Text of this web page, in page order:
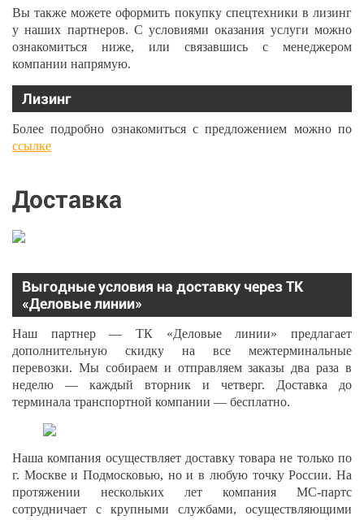
Вы также можете оформить покупку спецтехники в лизинг
у наших партнеров. С условиями оказания услуги можно
ознакомиться ниже, или связавшись с менеджером
компании напрямую.
Лизинг
Более подробно ознакомиться с предложением можно по
ссылке
Доставка
Выгодные условия на доставку через ТК
«Деловые линии»
Наш партнер — ТК «Деловые линии» предлагает
дополнительную скидку на все межтерминальные
перевозки. Мы собираем и отправляем заказы два раза в
неделю — каждый вторник и четверг. Доставка до
терминала транспортной компании — бесплатно.
Наша компания осуществляет доставку товара не только по
г. Москве и Подмосковью, но и в любую точку России. На
протяжении нескольких лет компания МС-партс
сотрудничает с крупными службами, осуществляющими